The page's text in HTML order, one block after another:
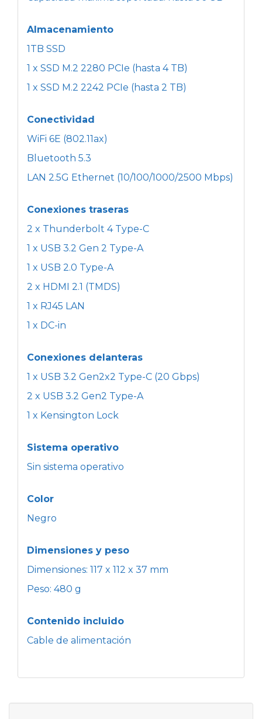
Almacenamiento
1TB SSD
1 x SSD M.2 2280 PCIe (hasta 4 TB)
1 x SSD M.2 2242 PCIe (hasta 2 TB)
Conectividad
WiFi 6E (802.11ax)
Bluetooth 5.3
LAN 2.5G Ethernet (10/100/1000/2500 Mbps)
Conexiones traseras
2 x Thunderbolt 4 Type-C
1 x USB 3.2 Gen 2 Type-A
1 x USB 2.0 Type-A
2 x HDMI 2.1 (TMDS)
1 x RJ45 LAN
1 x DC-in
Conexiones delanteras
1 x USB 3.2 Gen2x2 Type-C (20 Gbps)
2 x USB 3.2 Gen2 Type-A
1 x Kensington Lock
Sistema operativo
Sin sistema operativo
Color
Negro
Dimensiones y peso
Dimensiones: 117 x 112 x 37 mm
Peso: 480 g
Contenido incluido
Cable de alimentación